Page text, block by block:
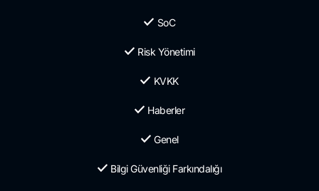
SoC
Risk Yönetimi
KVKK
Haberler
Genel
Bilgi Güvenliği Farkındalığı